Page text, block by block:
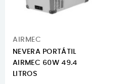
AIRMEC
NEVERA PORTÁTIL
AIRMEC 60W 49.4
LITROS